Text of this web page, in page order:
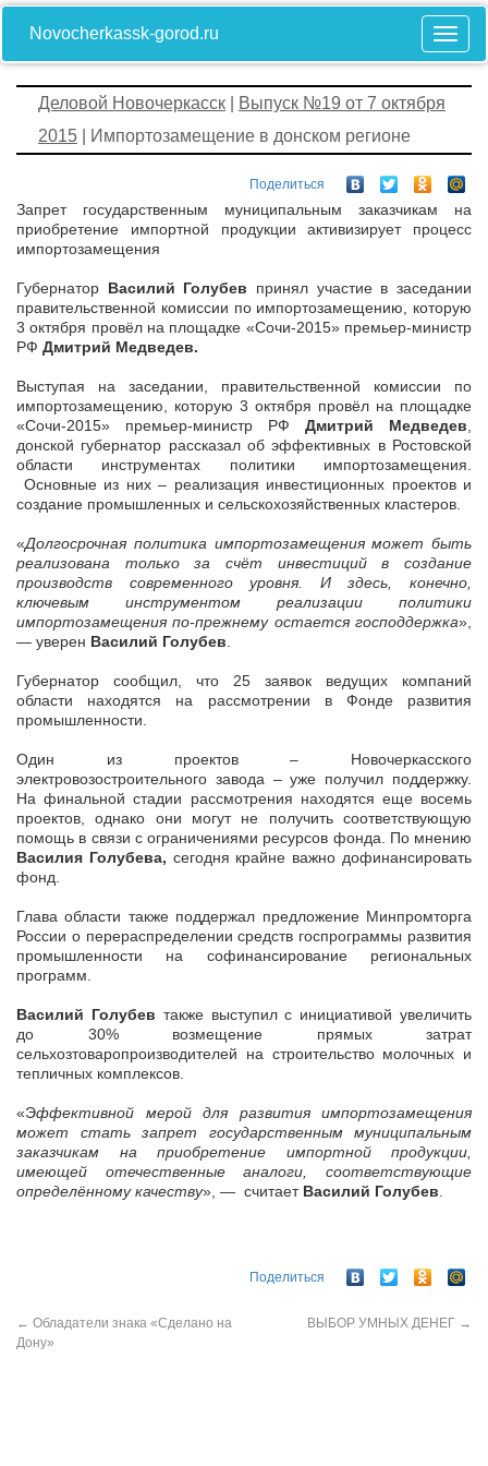
Novocherkassk-gorod.ru
Деловой Новочеркасск
Выпуск №19 от 7 октября
2015 | Импортозамещение в донском регионе
Поделиться
Запрет государственным муниципальным заказчикам на
приобретение импортной продукции активизирует процесс
импортозамещения
Губернатор Василий Голубев принял участие в заседании
правительственной комиссии по импортозамещению, которую
3 октября провёл на площадке «Сочи-2015» премьер-министр
РФ Дмитрий Медведев.
Выступая на заседании, правительственной комиссии по
импортозамещению, которую 3 октября провёл на площадке
«Сочи-2015» премьер-министр РФ Дмитрий Медведев,
донской губернатор рассказал об эффективных в Ростовской
области инструментах политики импортозамещения.
Основные из них – реализация инвестиционных проектов и
создание промышленных и сельскохозяйственных кластеров.
«Долгосрочная политика импортозамещения может быть
реализована только за счёт инвестиций в создание
производств современного уровня. И здесь, конечно,
ключевым инструментом реализации политики
импортозамещения по-прежнему остается господдержка»,
— уверен Василий Голубев.
Губернатор сообщил, что 25 заявок ведущих компаний
области находятся на рассмотрении в Фонде развития
промышленности.
Один из проектов – Новочеркасского
электровозостроительного завода – уже получил поддержку.
На финальной стадии рассмотрения находятся еще восемь
проектов, однако они могут не получить соответствующую
помощь в связи с ограничениями ресурсов фонда. По мнению
Василия Голубева, сегодня крайне важно дофинансировать
фонд.
Глава области также поддержал предложение Минпромторга
России о перераспределении средств госпрограммы развития
промышленности на софинансирование региональных
программ.
Василий Голубев также выступил с инициативой увеличить
до 30% возмещение прямых затрат
сельхозтоваропроизводителей на строительство молочных и
тепличных комплексов.
«Эффективной мерой для развития импортозамещения
может стать запрет государственным муниципальным
заказчикам на приобретение импортной продукции,
имеющей отечественные аналоги, соответствующие
определённому качеству», — считает Василий Голубев.
Поделиться
← Обладатели знака «Сделано на
Дону»
ВЫБОР УМНЫХ ДЕНЕГ →